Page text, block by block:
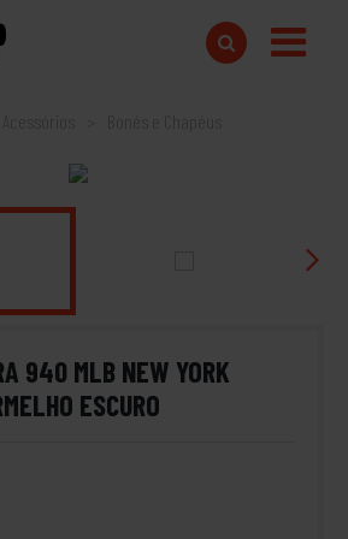
940 MLB NEW YORK
ESCURO